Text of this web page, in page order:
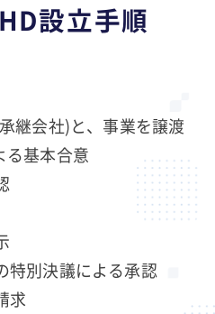
設立手順
継会社)と、事業を譲渡
る基本合意
特別決議による承認
求